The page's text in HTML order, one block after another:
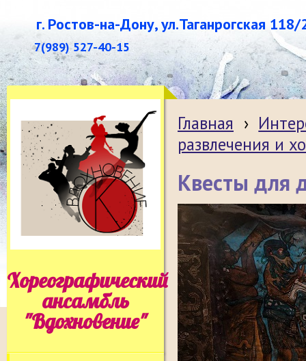
г. Ростов-на-Дону, ул.Таганрогская 118/
7(989) 527-40-15
Хореографический
ансамбль
"Вдохновение"
Главная ›
развлечения и
Квесты для